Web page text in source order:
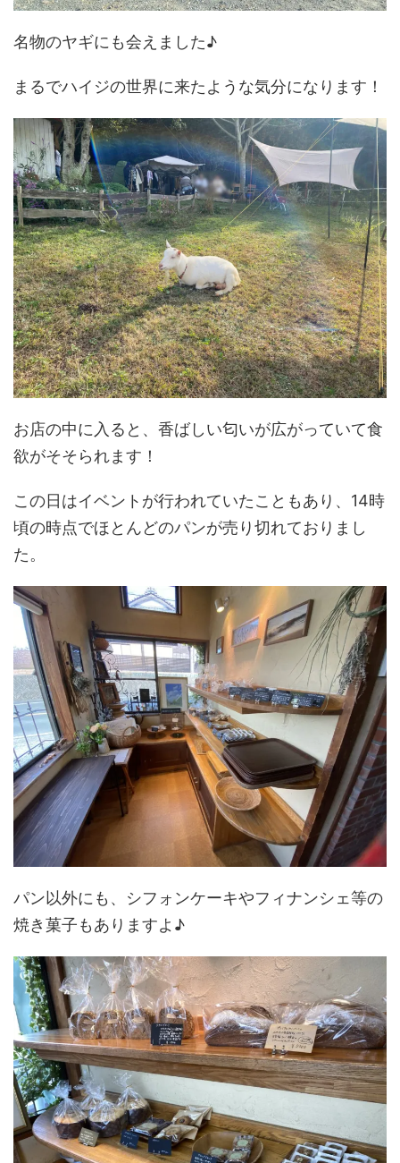
名物のヤギにも会えました♪
まるでハイジの世界に来たような気分になります！
お店の中に入ると、香ばしい匂いが広がっていて食
欲がそそられます！
この日はイベントが行われていたこともあり、14時
頃の時点でほとんどのパンが売り切れておりまし
た。
パン以外にも、シフォンケーキやフィナンシェ等の
焼き菓子もありますよ♪